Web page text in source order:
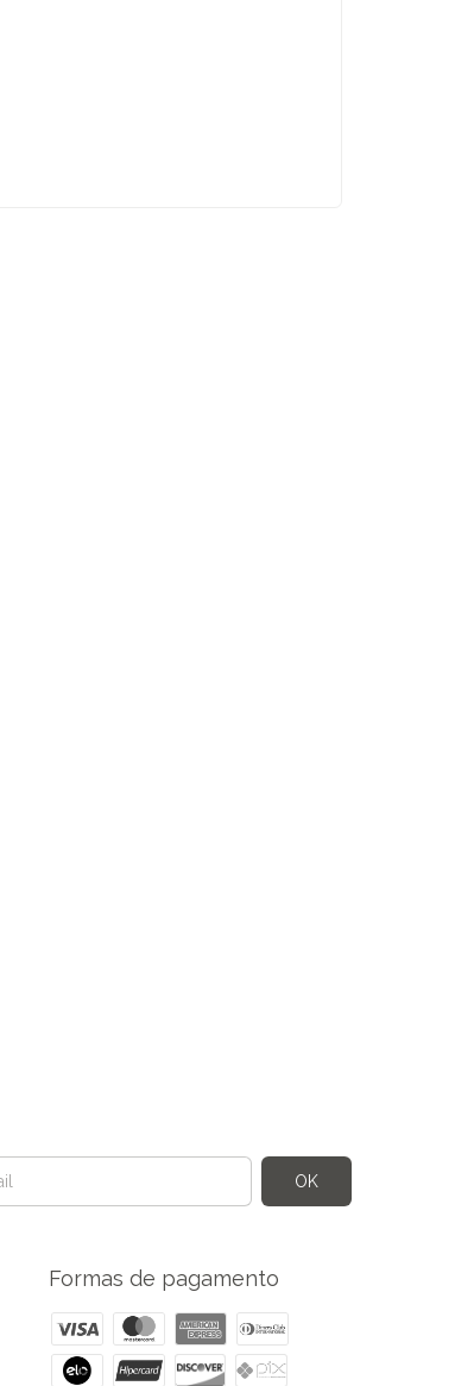
Formas de pagamento